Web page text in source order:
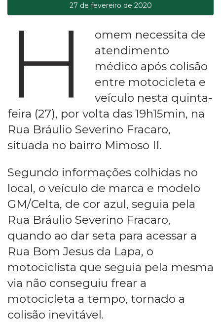
27 de fevereiro de 2020
H
omem necessita de
atendimento
médico após colisão
entre motocicleta e
veículo nesta quinta-
feira (27), por volta das 19h15min, na
Rua Bráulio Severino Fracaro,
situada no bairro Mimoso II.
Segundo informações colhidas no
local, o veículo de marca e modelo
GM/Celta, de cor azul, seguia pela
Rua Bráulio Severino Fracaro,
quando ao dar seta para acessar a
Rua Bom Jesus da Lapa, o
motociclista que seguia pela mesma
via não conseguiu frear a
motocicleta a tempo, tornado a
colisão inevitável.